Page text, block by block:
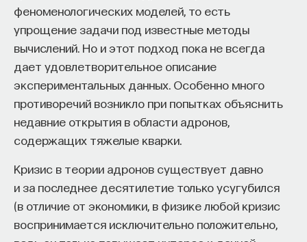
феноменологических моделей, то есть
упрощение задачи под известные методы
вычислений. Но и этот подход пока не всегда
дает удовлетворительное описание
экспериментальных данных. Особенно много
противоречий возникло при попытках объяснить
недавние открытия в области адронов,
содержащих тяжелые кварки.
Кризис в теории адронов существует давно
и за последнее десятилетие только усугубился
(в отличие от экономики, в физике любой кризис
воспринимается исключительно положительно,